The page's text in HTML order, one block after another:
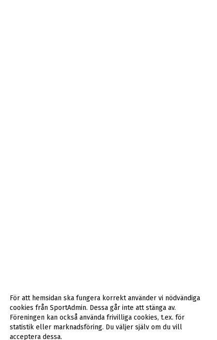
För att hemsidan ska fungera korrekt använder vi nödvändiga
cookies från SportAdmin. Dessa går inte att stänga av.
Föreningen kan också använda frivilliga cookies, t.ex. för
statistik eller marknadsföring. Du väljer själv om du vill
acceptera dessa.